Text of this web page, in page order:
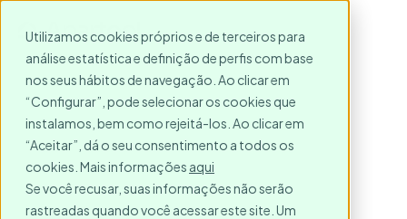
Utilizamos cookies próprios e de terceiros para
análise estatística e definição de perfis com base
nos seus hábitos de navegação. Ao clicar em
“Configurar”, pode selecionar os cookies que
instalamos, bem como rejeitá-los. Ao clicar em
“Aceitar”, dá o seu consentimento a todos os
cookies. Mais informações aqui
Se você recusar, suas informações não serão
rastreadas quando você acessar este site. Um